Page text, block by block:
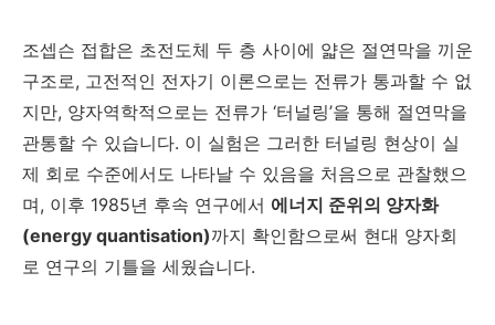
조셉슨 접합은 초전도체 두 층 사이에 얇은 절연막을 끼운
구조로, 고전적인 전자기 이론으로는 전류가 통과할 수 없
지만, 양자역학적으로는 전류가 ‘터널링’을 통해 절연막을
관통할 수 있습니다. 이 실험은 그러한 터널링 현상이 실
제 회로 수준에서도 나타날 수 있음을 처음으로 관찰했으
며, 이후 1985년 후속 연구에서 에너지 준위의 양자화
(energy quantisation)까지 확인함으로써 현대 양자회
로 연구의 기틀을 세웠습니다.